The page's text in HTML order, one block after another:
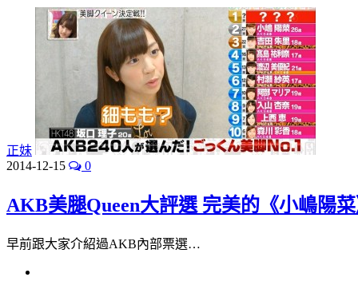
正妹
2014-12-15
0
AKB美腿Queen大評選 完美的《小嶋陽
早前跟大家介紹過AKB內部票選…